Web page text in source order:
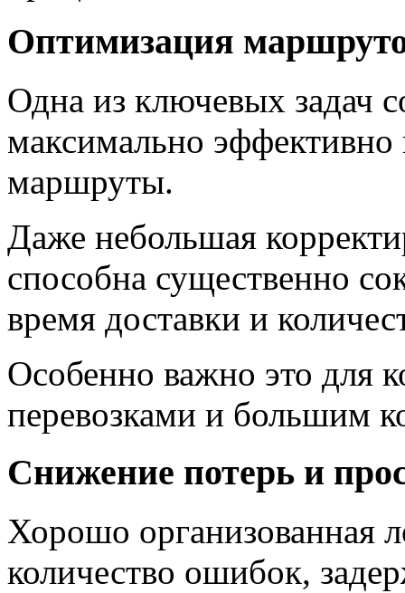
Оптимизация
Одна из ключевых задач
максимально эффективно
маршруты.
Даже небольшая
способна существенно
время доставки и
Особенно важно это для
перевозками и большим
Снижение потерь и
Хорошо организованная
количество ошибок,